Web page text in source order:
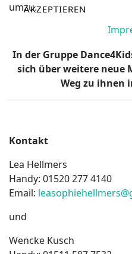
umzu.
In der Gruppe
sich über weitere neue
Weg zu ihnen
Kontakt
Lea Hellmers
Handy: 01520 277 4140
Email:
und
Wencke Kusch
AKZEPTIEREN